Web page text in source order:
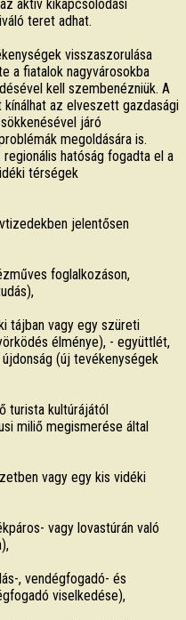
aktív kikapcsolódási
teret adhat.
visszaszorulása
a fiatalok nagyvárosokba
kell szembenézniük. A
az elveszett gazdasági
járó
megoldására is.
hatóság fogadta el a
térségek
jelentősen
foglalkozáson,
tájban vagy egy szüreti
élménye), - együttlét,
(új tevékenységek
turista kultúrájától
miliő megismerése által
vagy egy kis vidéki
vagy lovastúrán való
, vendégfogadó- és
viselkedése),